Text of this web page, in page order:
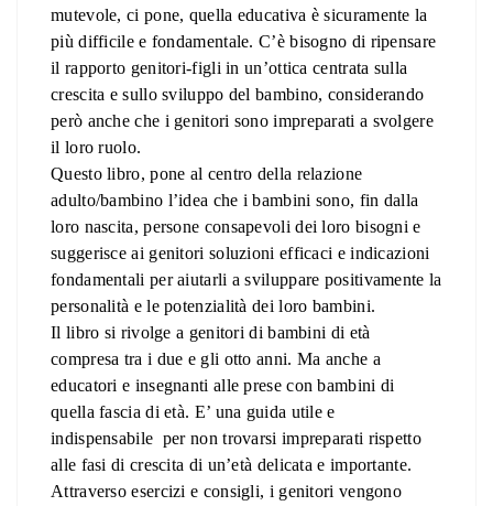
mutevole, ci pone, quella educativa è sicuramente la
più difficile e fondamentale. C’è bisogno di ripensare
il rapporto genitori-figli in un’ottica centrata sulla
crescita e sullo sviluppo del bambino, considerando
però anche che i genitori sono impreparati a svolgere
il loro ruolo.
Questo libro, pone al centro della relazione
adulto/bambino l’idea che i bambini sono, fin dalla
loro nascita, persone consapevoli dei loro bisogni e
suggerisce ai genitori soluzioni efficaci e indicazioni
fondamentali per aiutarli a sviluppare positivamente la
personalità e le potenzialità dei loro bambini.
Il libro si rivolge a genitori di bambini di età
compresa tra i due e gli otto anni. Ma anche a
educatori e insegnanti alle prese con bambini di
quella fasciadietà. E’ una guida utile e
indispensabile per non trovarsi impreparati rispetto
alle fasi di crescita di un’età delicata e importante.
Attraverso esercizi e consigli, i genitori vengono